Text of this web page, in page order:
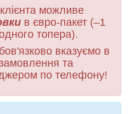
можливе
в євро-пакет (–1
топера).
вказуємо в
та
по телефону!